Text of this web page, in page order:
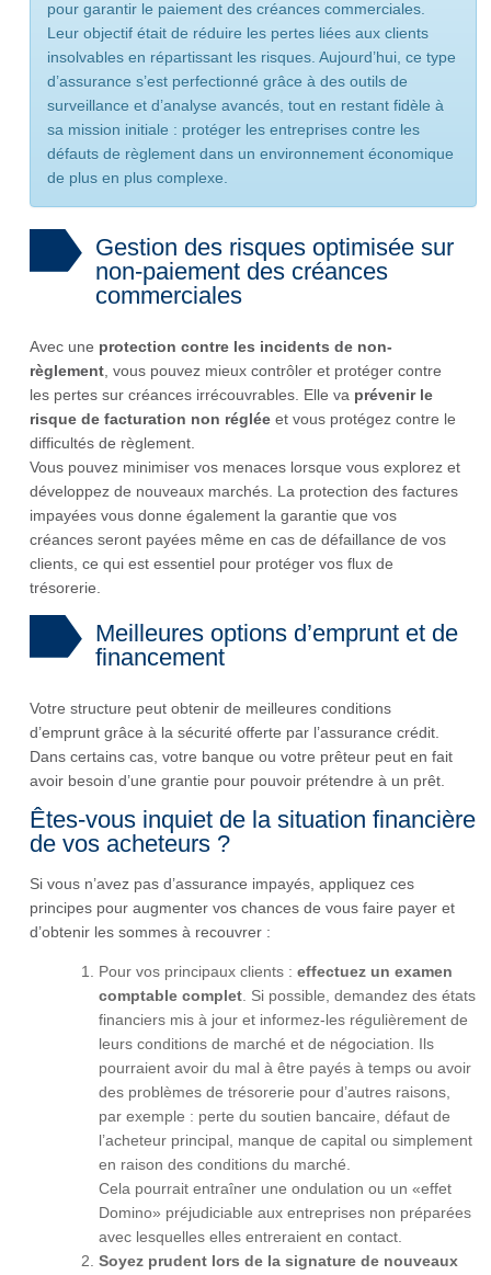
pour garantir le paiement des créances commerciales.
Leur objectif était de réduire les pertes liées aux clients
insolvables en répartissant les risques. Aujourd’hui, ce type
d’assurance s’est perfectionné grâce à des outils de
surveillance et d’analyse avancés, tout en restant fidèle à
sa mission initiale : protéger les entreprises contre les
défauts de règlement dans un environnement économique
de plus en plus complexe.
Gestion des risques optimisée sur
non-paiement des créances
commerciales
Avec une protection contre les incidents de non-
règlement , vous pouvez mieux contrôler et protéger contre
les pertes sur créances irrécouvrables. Elle va prévenir le
risque de facturation non réglée et vous protégez contre le
difficultés de règlement.
Vous pouvez minimiser vos menaces lorsque vous explorez et
développez de nouveaux marchés. La protection des factures
impayées vous donne également la garantie que vos
créances seront payées même en cas de défaillance de vos
clients, ce qui est essentiel pour protéger vos flux de
trésorerie.
Meilleures options d’emprunt et de
financement
Votre structure peut obtenir de meilleures conditions
d’emprunt grâce à la sécurité offerte par l’assurance crédit.
Dans certains cas, votre banque ou votre prêteur peut en fait
avoir besoin d’une grantie pour pouvoir prétendre à un prêt.
Êtes-vous inquiet de la situation financière
de vos acheteurs ?
Si vous n’avez pas d’assurance impayés, appliquez ces
principes pour augmenter vos chances de vous faire payer et
d’obtenir les sommes à recouvrer :
Pour vos principaux clients : effectuez un examen
comptable complet . Si possible, demandez des états
financiers mis à jour et informez-les régulièrement de
leurs conditions de marché et de négociation. Ils
pourraient avoir du mal à être payés à temps ou avoir
des problèmes de trésorerie pour d’autres raisons,
par exemple : perte du soutien bancaire, défaut de
l’acheteur principal, manque de capital ou simplement
en raison des conditions du marché.
Cela pourrait entraîner une ondulation ou un «effet
Domino» préjudiciable aux entreprises non préparées
avec lesquelles elles entreraient en contact.
Soyez prudent lors de la signature de nouveaux